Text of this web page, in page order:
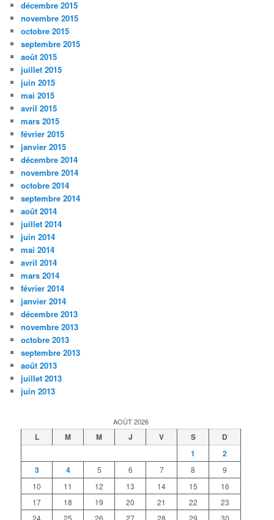
décembre 2015
novembre 2015
octobre 2015
septembre 2015
août 2015
juillet 2015
juin 2015
mai 2015
avril 2015
mars 2015
février 2015
janvier 2015
décembre 2014
novembre 2014
octobre 2014
septembre 2014
août 2014
juillet 2014
juin 2014
mai 2014
avril 2014
mars 2014
février 2014
janvier 2014
décembre 2013
novembre 2013
octobre 2013
septembre 2013
août 2013
juillet 2013
juin 2013
AOÛT 2026
L M M J V S
D
1
2
3
4 5 6 7 8
9
10
11 12 13 14 15
16
17
18 19 20 21 22
23